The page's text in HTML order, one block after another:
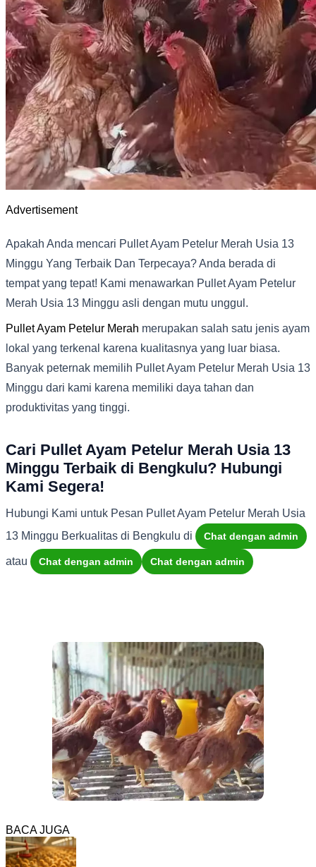
Advertisement
Apakah Anda mencari Pullet Ayam Petelur Merah Usia 13
Minggu Yang Terbaik Dan Terpecaya? Anda berada di
tempat yang tepat! Kami menawarkan Pullet Ayam Petelur
Merah Usia 13 Minggu asli dengan mutu unggul.
Pullet Ayam Petelur Merah merupakan salah satu jenis ayam
lokal yang terkenal karena kualitasnya yang luar biasa.
Banyak peternak memilih Pullet Ayam Petelur Merah Usia 13
Minggu dari kami karena memiliki daya tahan dan
produktivitas yang tinggi.
Cari Pullet Ayam Petelur Merah Usia 13
Minggu Terbaik di Bengkulu? Hubungi
Kami Segera!
Hubungi Kami untuk Pesan Pullet Ayam Petelur Merah Usia
13 Minggu Berkualitas di Bengkulu di
Chat dengan admin
atau Chat dengan admin Chat dengan admin
BACA JUGA